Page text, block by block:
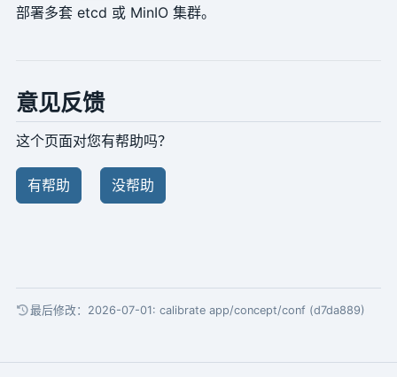
部署多套 etcd 或 MinIO 集群。
意见反馈
这个页面对您有帮助吗？
有帮助 没帮助
最后修改：2026-07-01: calibrate app/concept/conf (d7da889)